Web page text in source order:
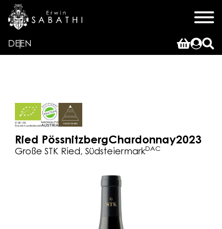
DEEN
Ried PössnitzbergChardonnay2023
Große STK Ried, SüdsteiermarkDAC